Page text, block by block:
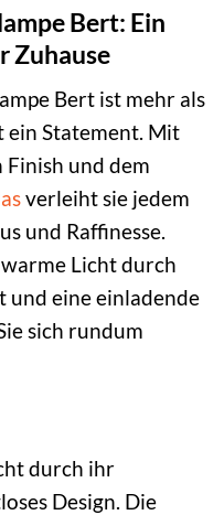
Bert: Ein
Zuhause
Bert ist mehr als
ein Statement. Mit
und dem
verleiht sie jedem
und Raffinesse.
Licht durch
und eine einladende
sich rundum
durch ihr
Design. Die